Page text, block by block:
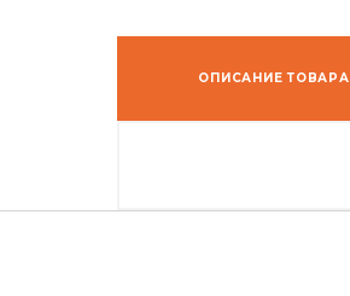
ОПИСАНИЕ ТОВАРА